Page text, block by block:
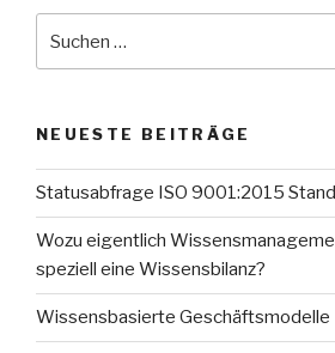
NEUESTE BEITRÄGE
Statusabfrage ISO 9001:2015
Wozu eigentlich
speziell eine Wissensbilanz?
Wissensbasierte Geschäftsmodelle